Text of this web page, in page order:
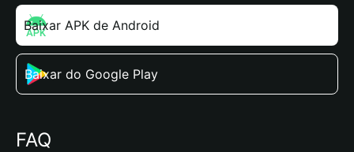
Baixar APK de Android
Baixar do Google Play
FAQ